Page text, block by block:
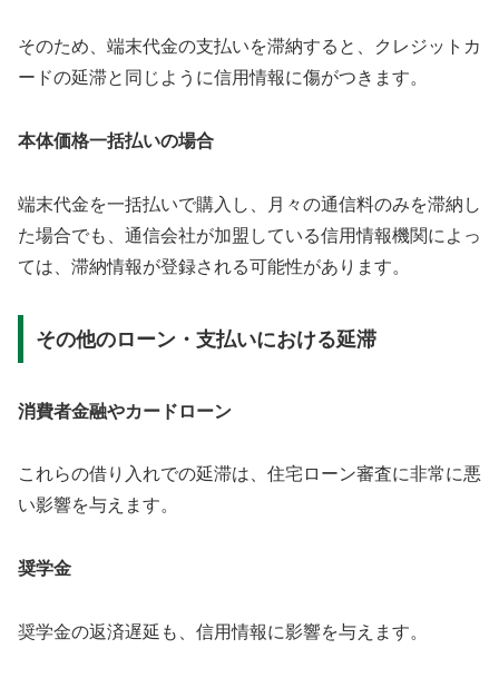
そのため、端末代金の支払いを滞納すると、クレジットカ
ードの延滞と同じように信用情報に傷がつきます。
本体価格一括払いの場合
端末代金を一括払いで購入し、月々の通信料のみを滞納し
た場合でも、通信会社が加盟している信用情報機関によっ
ては、滞納情報が登録される可能性があります。
その他のローン・支払いにおける延滞
消費者金融やカードローン
これらの借り入れでの延滞は、住宅ローン審査に非常に悪
い影響を与えます。
奨学金
奨学金の返済遅延も、信用情報に影響を与えます。